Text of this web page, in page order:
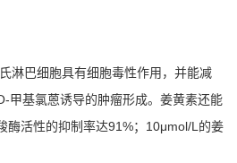
淋巴细胞具有细胞毒性作用，并能减
甲基氯蒽诱导的肿瘤形成。姜黄素还能
酶活性的抑制率达91%；10μmol/L的姜